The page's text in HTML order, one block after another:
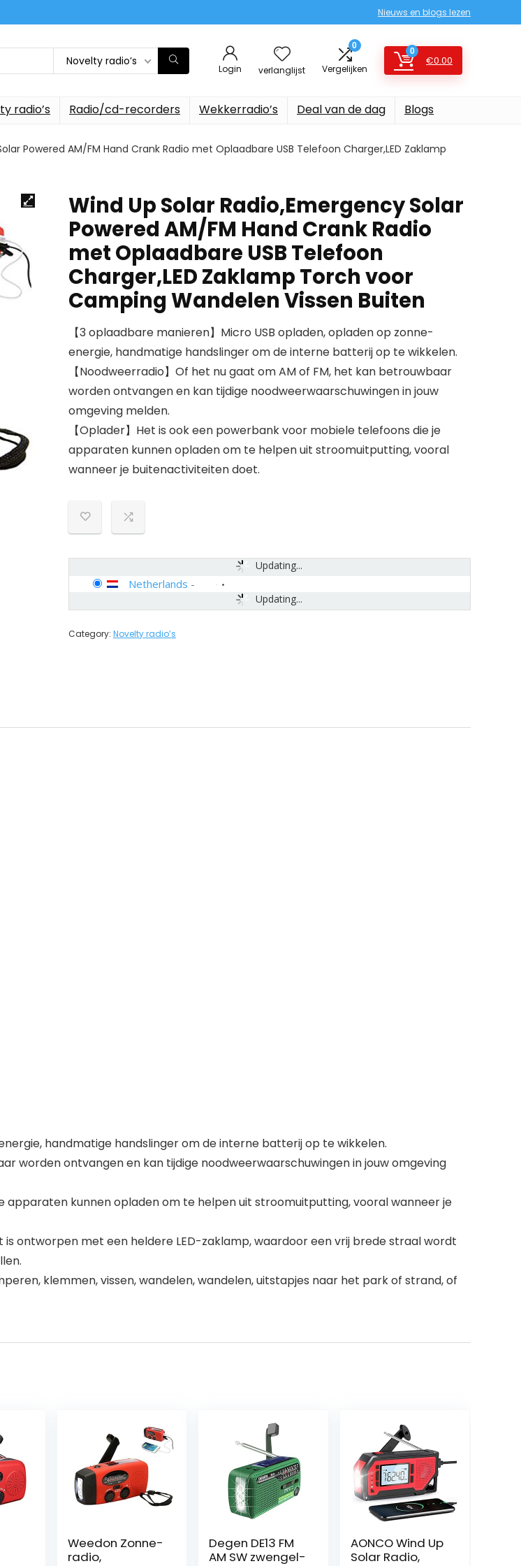
Nieuws en blogs lezen
Novelty radio’s
Login verlanglijst
0
Vergelijken
0
€0.00
radio’s Radio/cd-recorders Wekkerradio’s Deal van de dag Blogs
Powered AM/FM Hand Crank Radio met Oplaadbare USB Telefoon Charger,LED Zaklamp
Wind Up Solar Radio,Emergency Solar
Powered AM/FM Hand Crank Radio
met Oplaadbare USB Telefoon
Charger,LED Zaklamp Torch voor
Camping Wandelen Vissen Buiten
【3 oplaadbare manieren】Micro USB opladen, opladen op zonne-
energie, handmatige handslinger om de interne batterij op te wikkelen.
【Noodweerradio】Of het nu gaat om AM of FM, het kan betrouwbaar
worden ontvangen en kan tijdige noodweerwaarschuwingen in jouw
omgeving melden.
【Oplader】Het is ook een powerbank voor mobiele telefoons die je
apparaten kunnen opladen om te helpen uit stroomuitputting, vooral
wanneer je buitenactiviteiten doet.
Updating...
Updating...
Netherlands -
Category: Novelty radio’s
handmatige handslinger om de interne batterij op te wikkelen.
worden ontvangen en kan tijdige noodweerwaarschuwingen in jouw omgeving
apparaten kunnen opladen om te helpen uit stroomuitputting, vooral wanneer je
is ontworpen met een heldere LED-zaklamp, waardoor een vrij brede straal wordt
klemmen, vissen, wandelen, wandelen, uitstapjes naar het park of strand, of
Weedon Zonne-
radio,
Degen DE13 FM
AM SW zwengel-
AONCO Wind Up
Solar Radio,